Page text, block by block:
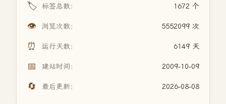
🏷️ 标签总数： 1672 个
👁️ 浏览次数： 5552099 次
⏰ 运行天数： 6149 天
📅 建站时间： 2009-10-09
🔄 最后更新： 2026-08-08